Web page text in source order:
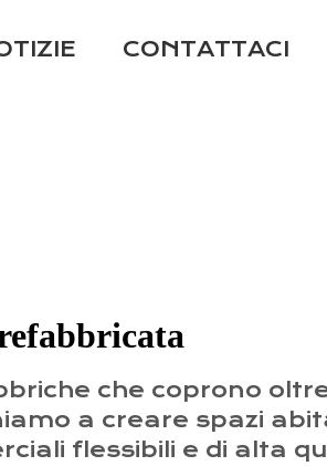
CONTATTACI
che coprono
a creare spazi
flessibili e di alta